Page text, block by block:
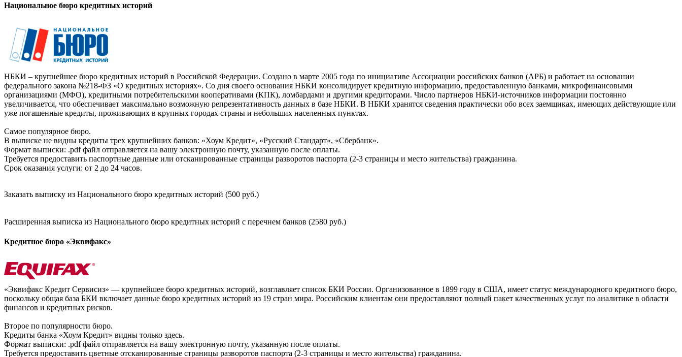
Национальное бюро кредитных историй
НБКИ – крупнейшее бюро кредитных историй в Российской Федерации. Создано в марте 2005 года по инициативе Ассоциации российских банков (АРБ) и работает на основании
федерального закона №218-ФЗ «О кредитных историях». Со дня своего основания НБКИ консолидирует кредитную информацию, предоставленную банками, микрофинансовыми
организациями (МФО), кредитными потребительскими кооперативами (КПК), ломбардами и другими кредиторами. Число партнеров НБКИ-источников информации постоянно
увеличивается, что обеспечивает максимально возможную репрезентативность данных в базе НБКИ. В НБКИ хранятся сведения практически обо всех заемщиках, имеющих действующие или
уже погашенные кредиты, проживающих в крупных городах страны и небольших населенных пунктах.
Самое популярное бюро.
В выписке не видны кредиты трех крупнейших банков: «Хоум Кредит», «Русский Стандарт», «Сбербанк».
Формат выписки: .pdf файл отправляется на вашу электронную почту, указанную после оплаты.
Требуется предоставить паспортные данные или отсканированные страницы разворотов паспорта (2-3 страницы и место жительства) гражданина.
Срок оказания услуги: от 2 до 24 часов.
Заказать выписку из Национального бюро кредитных историй (500 руб.)
Расширенная выписка из Национального бюро кредитных историй с перечнем банков (2580 руб.)
Кредитное бюро «Эквифакс»
«Эквифакс Кредит Сервисиз» — крупнейшее бюро кредитных историй, возглавляет список БКИ России. Организованное в 1899 году в США, имеет статус международного кредитного бюро,
поскольку общая база БКИ включает данные бюро кредитных историй из 19 стран мира. Российским клиентам они предоставляют полный пакет качественных услуг по аналитике в области
финансов и кредитных рисков.
Второе по популярности бюро.
Кредиты банка «Хоум Кредит» видны только здесь.
Формат выписки: .pdf файл отправляется на вашу электронную почту, указанную после оплаты.
Требуется предоставить цветные отсканированные страницы разворотов паспорта (2-3 страницы и место жительства) гражданина.